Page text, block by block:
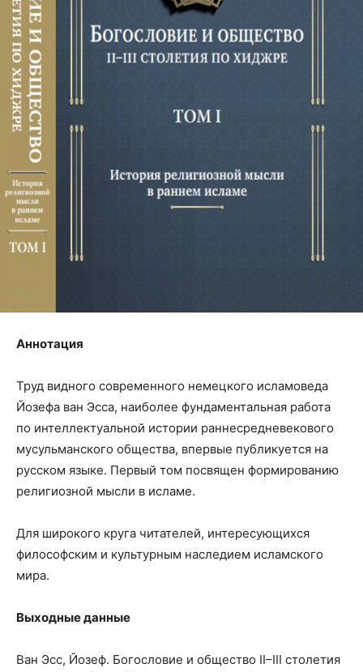
Аннотация
Труд видного современного немецкого исламоведа
Йозефа ван Эсса, наиболее фундаментальная работа
по интеллектуальной истории раннесредневекового
мусульманского общества, впервые публикуется на
русском языке. Первый том посвящен формированию
религиозной мысли в исламе.
Для широкого круга читателей, интересующихся
философским и культурным наследием исламского
мира.
Выходные данные
Ван Эсс, Йозеф. Богословие и общество II–III столетия